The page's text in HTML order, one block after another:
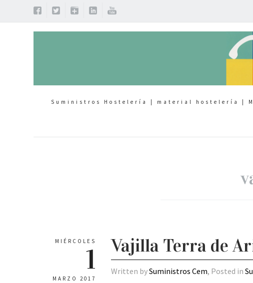
Suministros Hostelería | material hostelería |
MIÉRCOLES
1
MARZO 2017
Vajilla Terra de
Written bySuministros Cem, Posted in